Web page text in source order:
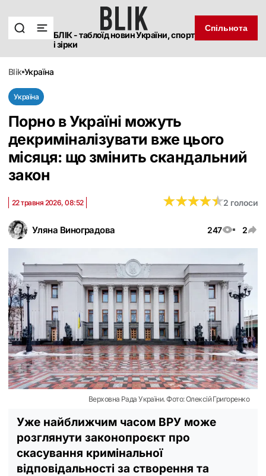
БЛІК - таблоїд новин України, спорт
і зірки
Спільнота
blik україна
Україна
Порно в Україні можуть
декриміналізувати вже цього
місяця: що змінить скандальний
закон
Уляна Виноградова 247 2
22 травня 2026, 08:52 ★★★★★
★★★★★2 голоси
Верховна Рада України. Фото: Олексій Григоренко
Уже найближчим часом ВРУ може
розглянути законопроєкт про
скасування кримінальної
відповідальності за створення та